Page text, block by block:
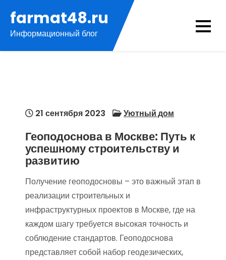
содержимому
farmat48.ru
Информационный блог
21 сентября 2023 Уютный дом
Геоподоснова в Москве: Путь к
успешному строительству и
развитию
Получение геоподосновы – это важный этап в
реализации строительных и
инфраструктурных проектов в Москве, где на
каждом шагу требуется высокая точность и
соблюдение стандартов. Геоподоснова
представляет собой набор геодезических,